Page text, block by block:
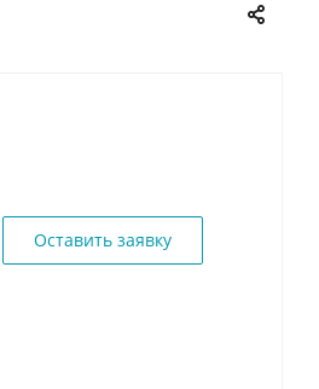
Оставить заявку